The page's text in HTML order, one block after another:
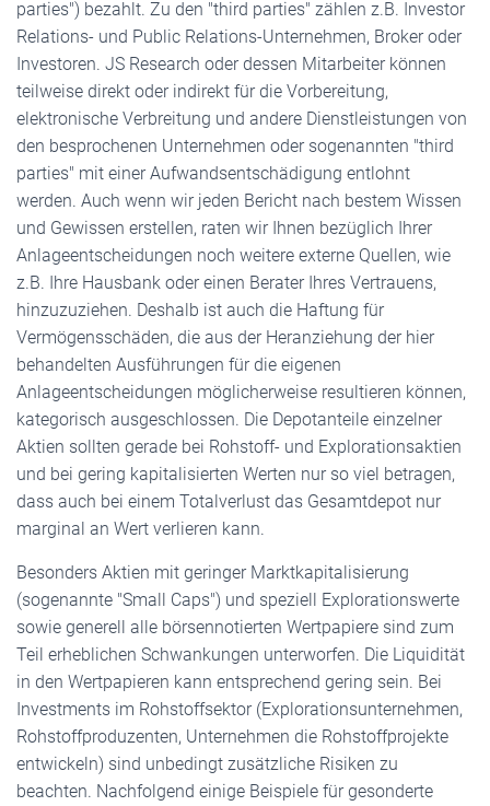
parties") bezahlt. Zu den "third parties" zählen z.B. Investor
Relations- und Public Relations-Unternehmen, Broker oder
Investoren. JS Research oder dessen Mitarbeiter können
teilweise direkt oder indirekt für die Vorbereitung,
elektronische Verbreitung und andere Dienstleistungen von
den besprochenen Unternehmen oder sogenannten "third
parties" mit einer Aufwandsentschädigung entlohnt
werden. Auch wenn wir jeden Bericht nach bestem Wissen
und Gewissen erstellen, raten wir Ihnen bezüglich Ihrer
Anlageentscheidungen noch weitere externe Quellen, wie
z.B. Ihre Hausbank oder einen Berater Ihres Vertrauens,
hinzuzuziehen. Deshalb ist auch die Haftung für
Vermögensschäden, die aus der Heranziehung der hier
behandelten Ausführungen für die eigenen
Anlageentscheidungen möglicherweise resultieren können,
kategorisch ausgeschlossen. Die Depotanteile einzelner
Aktien sollten gerade bei Rohstoff- und Explorationsaktien
und bei gering kapitalisierten Werten nur so viel betragen,
dass auch bei einem Totalverlust das Gesamtdepot nur
marginal an Wert verlieren kann.
Besonders Aktien mit geringer Marktkapitalisierung
(sogenannte "Small Caps") und speziell Explorationswerte
sowie generell alle börsennotierten Wertpapiere sind zum
Teil erheblichen Schwankungen unterworfen. Die Liquidität
in den Wertpapieren kann entsprechend gering sein. Bei
Investments im Rohstoffsektor (Explorationsunternehmen,
Rohstoffproduzenten, Unternehmen die Rohstoffprojekte
entwickeln) sind unbedingt zusätzliche Risiken zu
beachten. Nachfolgend einige Beispiele für gesonderte